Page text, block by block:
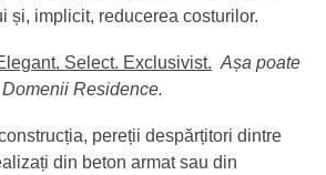
și, implicit, reducerea costurilor.
Select. Exclusivist. Așa poate
Residence.
pereții despărțitori dintre
din beton armat sau din